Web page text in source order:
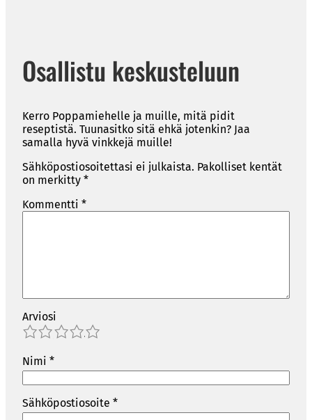
Osallistu keskusteluun
Kerro Poppamiehelle ja muille, mitä pidit
reseptistä. Tuunasitko sitä ehkä jotenkin? Jaa
samalla hyvä vinkkejä muille!
Sähköpostiosoitettasi ei julkaista. Pakolliset kentät
on merkitty *
Kommentti *
Arviosi
4
3
2
1
Nimi *
Sähköpostiosoite *